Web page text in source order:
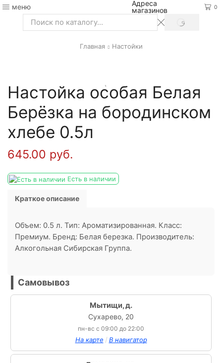
меню
Адреса
магазинов
0
Search
SEARCH
Главная Настойки
Настойка особая Белая
Берёзка на бородинском
хлебе 0.5л
645.00 руб.
Есть в наличии
Краткое описание
Объем: 0.5 л. Тип: Ароматизированная. Класс:
Премиум. Бренд: Белая березка. Производитель:
Алкогольная Сибирская Группа.
Самовывоз
Мытищи, д.
Сухарево, 20
пн-вс с 09:00 до 22:00
На карте / В навигатор